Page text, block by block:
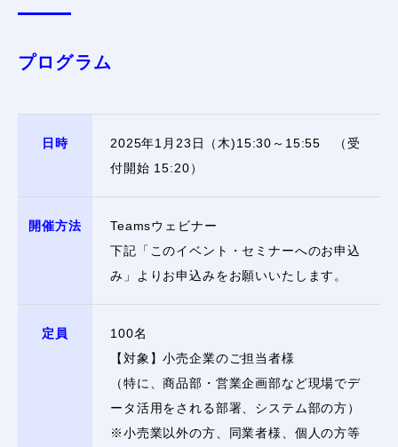
プログラム
日時
2025年1月23日（木)15:30～15:55 （受
付開始 15:20）
開催方法
Teamsウェビナー
下記「このイベント・セミナーへのお申込
み」よりお申込みをお願いいたします。
定員
100名
【対象】小売企業のご担当者様
（特に、商品部・営業企画部など現場でデ
ータ活用をされる部署、システム部の方）
※小売業以外の方、同業者様、個人の方等